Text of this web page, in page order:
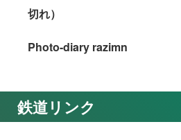
切れ）
Photo-diary razimn
鉄道リンク